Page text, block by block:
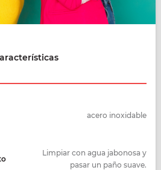
acero inoxidable
Limpiar con agua jabonosa y
pasar un paño suave.